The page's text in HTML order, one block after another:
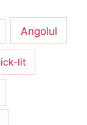
Angolul
lit